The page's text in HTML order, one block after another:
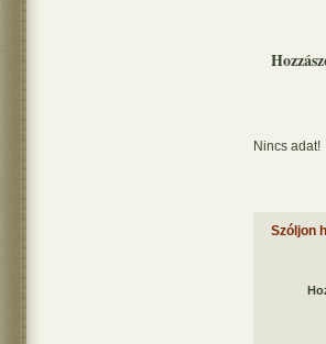
Nincs adat!
Szóljon